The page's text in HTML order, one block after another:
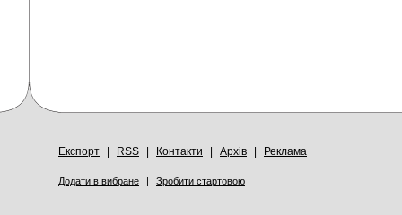
Експорт RSS Контакти Архів Реклама
Додати в вибране | Зробити стартовою